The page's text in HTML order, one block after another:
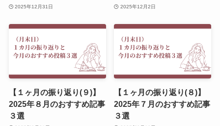
2025年12月31日 2025年12月2日
【１ヶ月の振り返り(９)】
2025年８月のおすすめ記事
３選
【１ヶ月の振り返り(８)】
2025年７月のおすすめ記事
３選